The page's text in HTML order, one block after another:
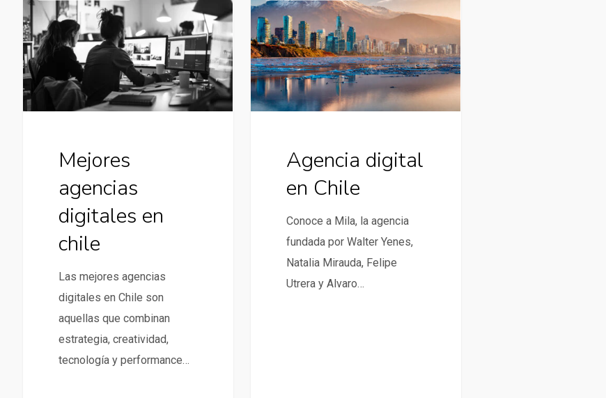
digitales
en
chile
Mejores
agencias
digitales en
chile
Las mejores agencias
digitales en Chile son
aquellas que combinan
estrategia, creatividad,
tecnología y performance…
en
Chile
Agencia digital
en Chile
Conoce a Mila, la agencia
fundada por Walter Yenes,
Natalia Mirauda, Felipe
Utrera y Alvaro…